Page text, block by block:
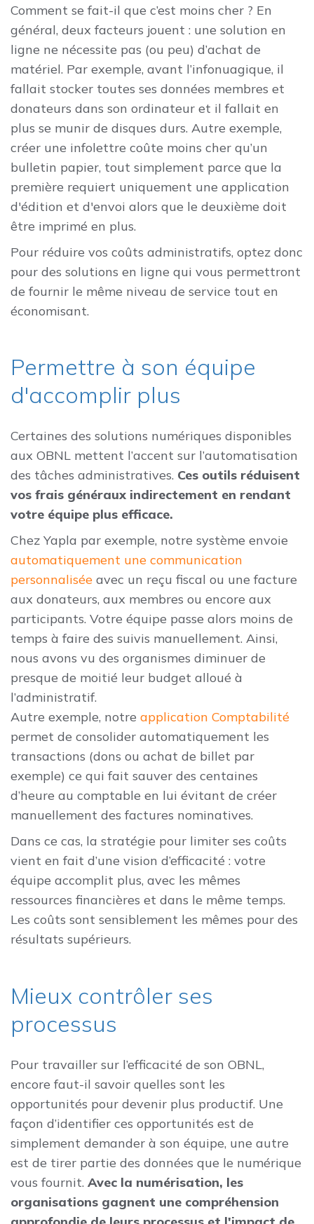
Comment se fait-il que c’est moins cher ? En
général, deux facteurs jouent : une solution en
ligne ne nécessite pas (ou peu) d’achat de
matériel. Par exemple, avant l’infonuagique, il
fallait stocker toutes ses données membres et
donateurs dans son ordinateur et il fallait en
plus se munir de disques durs. Autre exemple,
créer une infolettre coûte moins cher qu’un
bulletin papier, tout simplement parce que la
première requiert uniquement une application
d'édition et d'envoi alors que le deuxième doit
être imprimé en plus.
Pour réduire vos coûts administratifs, optez donc
pour des solutions en ligne qui vous permettront
de fournir le même niveau de service tout en
économisant.
Permettre à son équipe
d'accomplir plus
Certaines des solutions numériques disponibles
aux OBNL mettent l’accent sur l’automatisation
des tâches administratives. Ces outils réduisent
vos frais généraux indirectement en rendant
votre équipe plus efficace.
Chez Yapla par exemple, notre système envoie
automatiquement une communication
personnalisée avec un reçu fiscal ou une facture
aux donateurs, aux membres ou encore aux
participants. Votre équipe passe alors moins de
temps à faire des suivis manuellement. Ainsi,
nous avons vu des organismes diminuer de
presque de moitié leur budget alloué à
l’administratif.
Autre exemple, notre application Comptabilité
permet de consolider automatiquement les
transactions (dons ou achat de billet par
exemple) ce qui fait sauver des centaines
d’heure au comptable en lui évitant de créer
manuellement des factures nominatives.
Dans ce cas, la stratégie pour limiter ses coûts
vient en fait d’une vision d’efficacité : votre
équipe accomplit plus, avec les mêmes
ressources financières et dans le même temps.
Les coûts sont sensiblement les mêmes pour des
résultats supérieurs.
Mieux contrôler ses
processus
Pour travailler sur l’efficacité de son OBNL,
encore faut-il savoir quelles sont les
opportunités pour devenir plus productif. Une
façon d’identifier ces opportunités est de
simplement demander à son équipe, une autre
est de tirer partie des données que le numérique
vous fournit. Avec la numérisation, les
organisations gagnent une compréhension